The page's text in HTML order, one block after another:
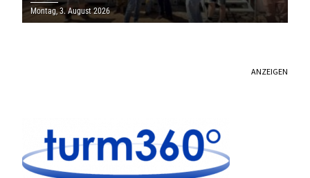
MILLIONEN EURO
Montag, 3. August 2026
ANZEIGEN